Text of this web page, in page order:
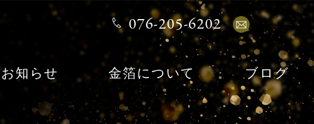
お知らせ 金箔について ブログ
076-205-6202